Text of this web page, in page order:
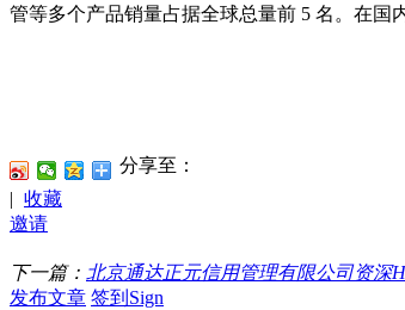
管等多个产品销量占据全球总量前 5 名。在国
分享至：
| 收藏
邀请
下一篇： 北京通达正元信用管理有限公司资深
发布文章 签到Sign